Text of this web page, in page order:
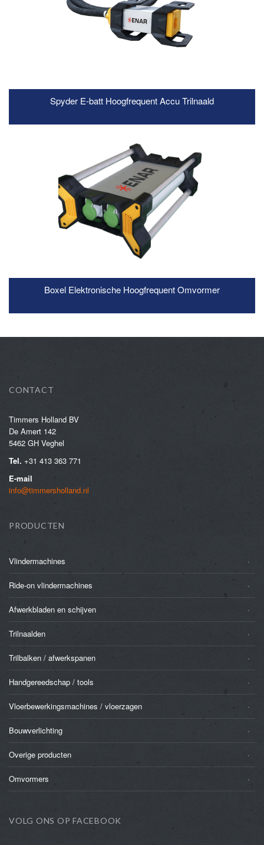
Spyder E-batt Hoogfrequent Accu Trilnaald
Boxel Elektronische Hoogfrequent Omvormer
CONTACT
Timmers Holland BV
De Amert 142
5462 GH Veghel
Tel. +31 413 363 771
E-mail
info@timmersholland.nl
PRODUCTEN
Vlindermachines
Ride-on vlindermachines
Afwerkbladen en schijven
Trilnaalden
Trilbalken / afwerkspanen
Handgereedschap / tools
Vloerbewerkingsmachines / vloerzagen
Bouwverlichting
Overige producten
Omvormers
VOLG ONS OP FACEBOOK